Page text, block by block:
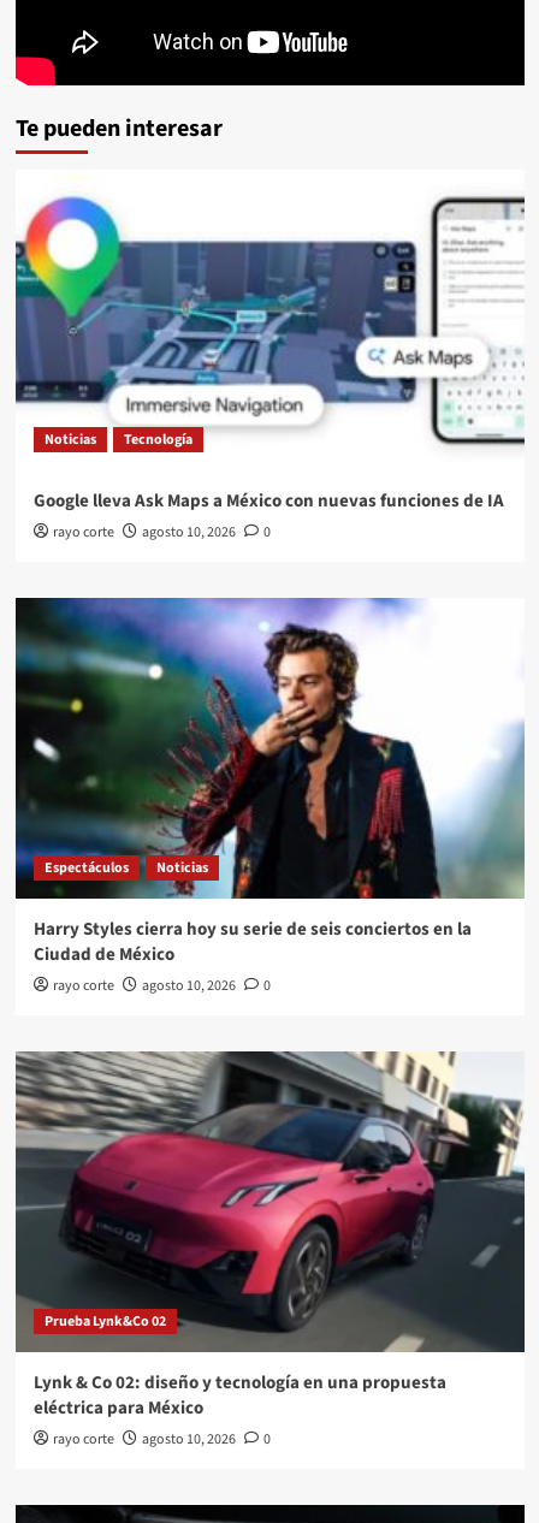
Te pueden interesar
Noticias Tecnología
Google lleva Ask Maps a México con nuevas funciones de IA
rayo corte agosto 10, 2026 0
Espectáculos Noticias
Harry Styles cierra hoy su serie de seis conciertos en la
Ciudad de México
rayo corte agosto 10, 2026 0
Prueba Lynk&Co 02
Lynk & Co 02: diseño y tecnología en una propuesta
eléctrica para México
rayo corte agosto 10, 2026 0